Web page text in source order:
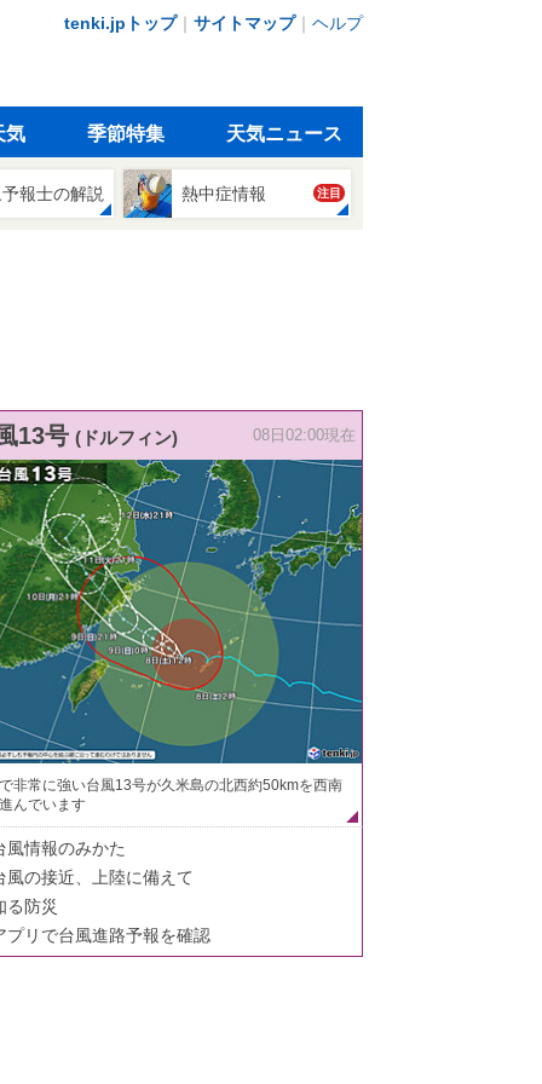
tenki.jpトップ｜ サイトマップ｜ ヘルプ
気 季節特集 天気ニュース
報士の解説 熱中症情報 注目
13号 (ドルフィン) 08日02:00現在
非常に強い台風13号が久米島の北西約50kmを西南
んでいます
風情報のみかた
風の接近、上陸に備えて
る防災
プリで台風進路予報を確認